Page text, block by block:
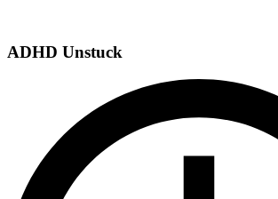
ADHD Unstuck